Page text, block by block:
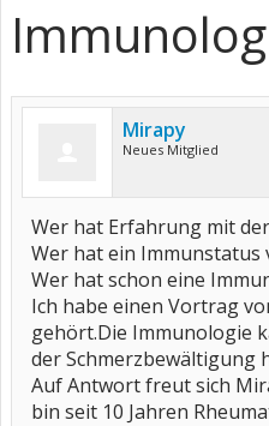
Mirapy
Neues Mitglied
Wer hat Erfahrung mit
Wer hat ein Immunstatus
Wer hat schon eine
Ich habe einen Vortrag
gehört.Die Immunologie
der Schmerzbewältigung
Auf Antwort freut sich
bin seit 10 Jahren